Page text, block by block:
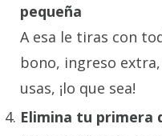
pequeña
A esa le tiras con
bono, ingreso
usas, ¡lo que sea!
Elimina tu primera